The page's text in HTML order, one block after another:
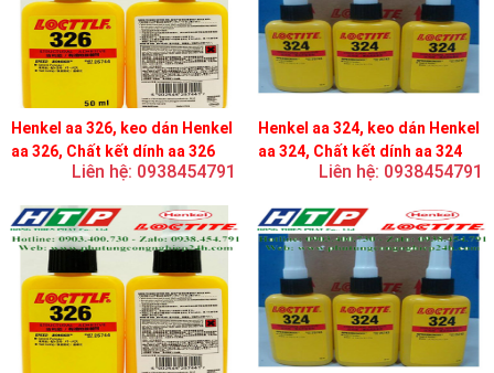
Henkel aa 326, keo dán Henkel
aa 326, Chất kết dính aa 326
Liên hệ: 0938454791
Henkel aa 324, keo dán Henkel
aa 324, Chất kết dính aa 324
Liên hệ: 0938454791